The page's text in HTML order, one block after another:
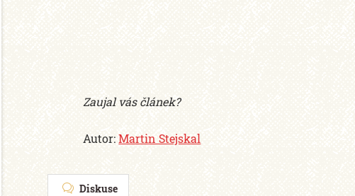
Zaujal vás článek?
Autor:Martin Stejskal
Diskuse